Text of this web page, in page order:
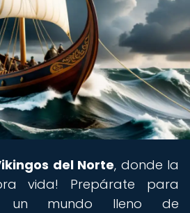
del Norte, donde la
vida! Prepárate para
un mundo lleno de